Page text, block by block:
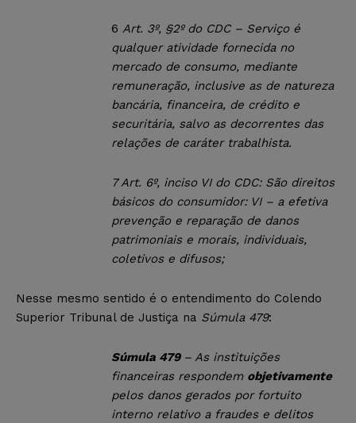
6 Art. 3º, §2º do CDC – Serviço é
qualquer atividade fornecida no
mercado de consumo, mediante
remuneração, inclusive as de natureza
bancária, financeira, de crédito e
securitária, salvo as decorrentes das
relações de caráter trabalhista.
7Art. 6º, inciso VI do CDC: São direitos
básicos do consumidor: VI – a efetiva
prevenção e reparação de danos
patrimoniais e morais, individuais,
coletivos e difusos;
Nesse mesmo sentido é o entendimento do Colendo
Superior Tribunal de Justiça na Súmula 479:
Súmula 479 – As instituições
financeiras respondem objetivamente
pelos danos gerados por fortuito
interno relativo a fraudes e delitos